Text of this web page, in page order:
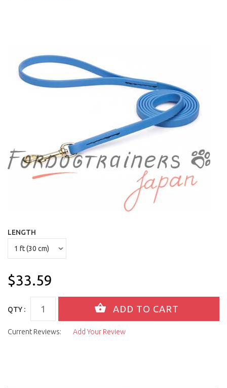
LENGTH
$33.59
QTY :
Current Reviews: Add Your Review